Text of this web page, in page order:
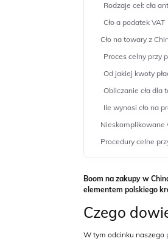
Rodzaje ceł: cła
Cło a podatek VAT
Cło na towary z Chin
Proces celny przy
Od jakiej kwoty
Obliczanie cła dla
Ile wynosi cło na
Nieskomplikowane
Procedury celne
Boom na zakupy w
elementem polskiego
Czego
W tym odcinku naszego